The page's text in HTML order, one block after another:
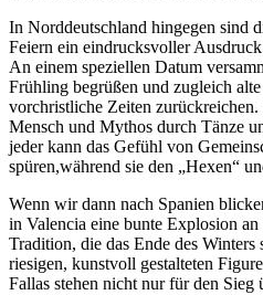
In Norddeutschland hingegen sind
Feiern‍ ein eindrucksvoller
An einem speziellen Datum⁢
Frühling ‍begrüßen und zugleich
vorchristliche Zeiten
Mensch und⁣ Mythos durch Tänze⁢
jeder kann das Gefühl ⁣von
spüren,während sie den⁤ „Hexen“
Wenn wir⁣ dann nach ‌Spanien
in Valencia eine ‍bunte ‍Explosion⁤
Tradition, die das Ende des
riesigen, kunstvoll gestalteten
Fallas stehen nicht​ nur für den ⁤Sieg‌